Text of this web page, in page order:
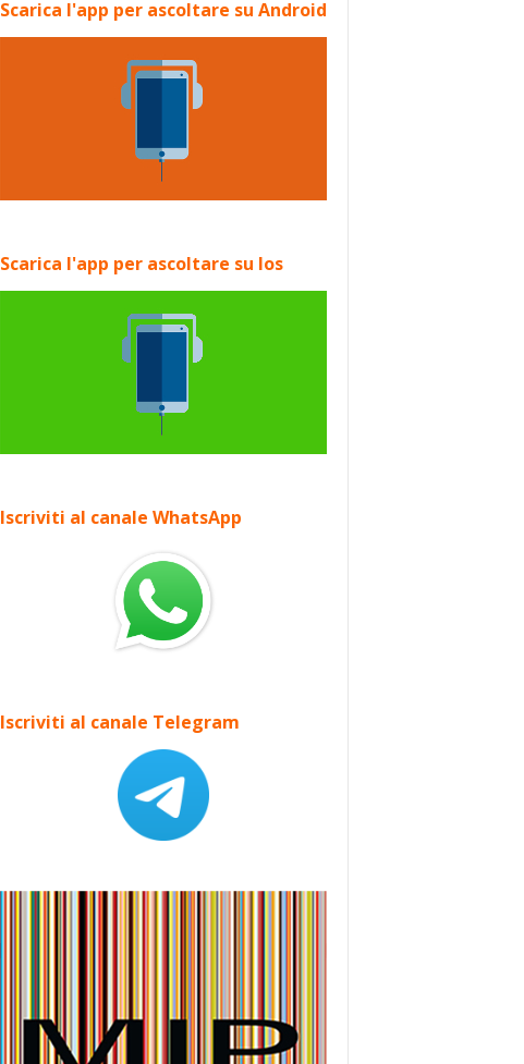
Scarica l'app per ascoltare su Android
Scarica l'app per ascoltare su Ios
Iscriviti al canale WhatsApp
Iscriviti al canale Telegram